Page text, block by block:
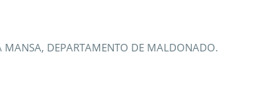
MANSA, DEPARTAMENTO DE MALDONADO.